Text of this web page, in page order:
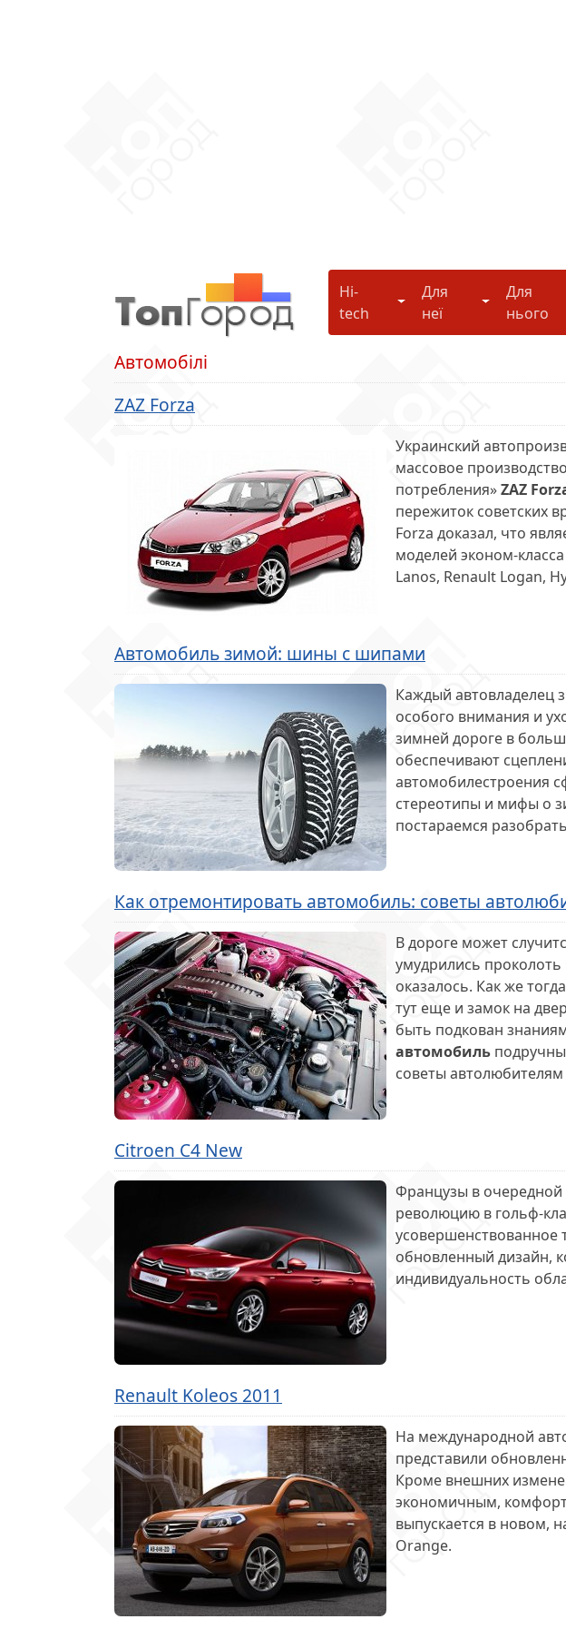
Hi-
tech
Hi-tech
Для
неї
Для неї
Для
нього
Автомобілі
ZAZ Forza
Украинский
массовое
потребления»ZAZ
пережиток советских
Forza доказал, что
моделей эконом-
Lanos, Renault Logan,
Автомобиль зимой: шины с шипами
Каждый автовладелец
особого внимания и
зимней дороге в
обеспечивают
автомобилестроения
стереотипы и мифы о
постараемся
Как отремонтировать автомобиль: советы
В дороге может
умудрились
оказалось. Как же
тут еще и замок на
быть подкован
автомобиль
советы
Сitroen С4 New
Французы в
революцию в гольф-
усовершенствованное
обновленный дизайн,
индивидуальность
Renault Koleos 2011
На международной
представили
Кроме внешних
экономичным,
выпускается в новом,
Orange.